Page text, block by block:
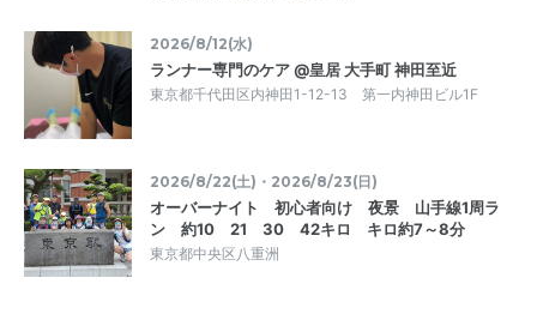
2026/8/12(水)
ランナー専門のケア @皇居 大手町 神田至近
東京都千代田区内神田1-12-13 第一内神田ビル1F
2026/8/22(土)・2026/8/23(日)
オーバーナイト 初心者向け 夜景 山手線1周ラ
ン 約10 21 30 42キロ キロ約7～8分
東京都中央区八重洲